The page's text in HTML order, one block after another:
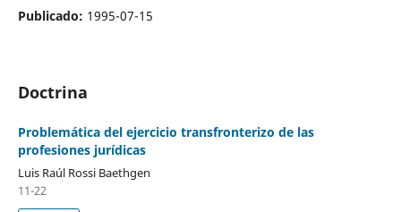
Publicado: 1995-07-15
Doctrina
Problemática del ejercicio transfronterizo de las
profesiones jurídicas
Luis Raúl Rossi Baethgen
11-22